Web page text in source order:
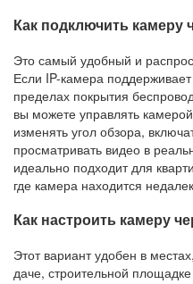
Как подключить камеру
Это самый удобный и
Если IP-камера
пределах покрытия
вы можете управлять
изменять угол обзора,
просматривать видео в
идеально подходит для
где камера находится
Как настроить камеру
Этот вариант удобен в
даче, строительной